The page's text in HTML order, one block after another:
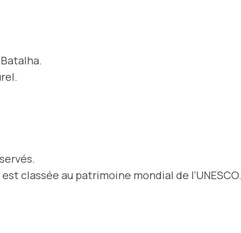
classée au patrimoine mondial de l’UNESCO.